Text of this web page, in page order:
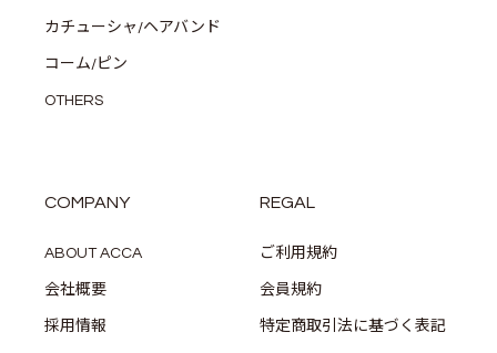
カチューシャ/ヘアバンド
コーム/ピン
OTHERS
COMPANY
ABOUT ACCA
会社概要
採用情報
REGAL
ご利用規約
会員規約
特定商取引法に基づく表記